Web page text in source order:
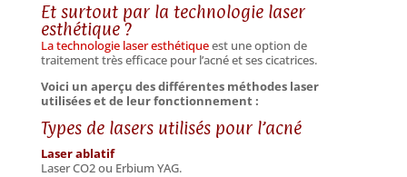
Et surtout par la technologie laser
esthétique ?
La technologie laser esthétiqueest une option de
traitement très efficace pour l’acné et ses cicatrices.
Voici un aperçu des différentes méthodes laser
utilisées et de leur fonctionnement :
Types de lasers utilisés pour l’acné
Laser ablatif
Laser CO2 ou Erbium YAG.